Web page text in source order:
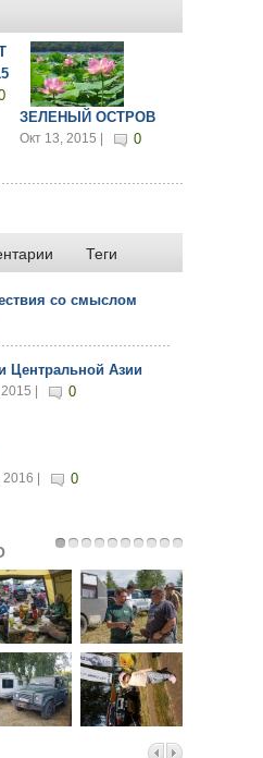
ЗЕЛЕНЫЙ ОСТРОВ
Окт 13, 2015 | 0
Теги
со смыслом
Центральной Азии
| 0
| 0